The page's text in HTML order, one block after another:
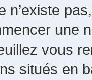
n’existe
une
vous
situés en